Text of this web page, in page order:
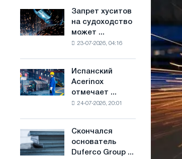
основе
водорода
во
конкуренцию
в
Запрет
хуситов
на
импорт
Саудовской
Запрет хуситов
на судоходство
может ...
23-07-2026, 04:16
Испанский
Acerinox
отмечает
положительную
втором
полугодии
Испанский
Acerinox
отмечает ...
24-07-2026, 20:01
Скончался
основатель
Duferco
Скончался
основатель
Duferco Group ...